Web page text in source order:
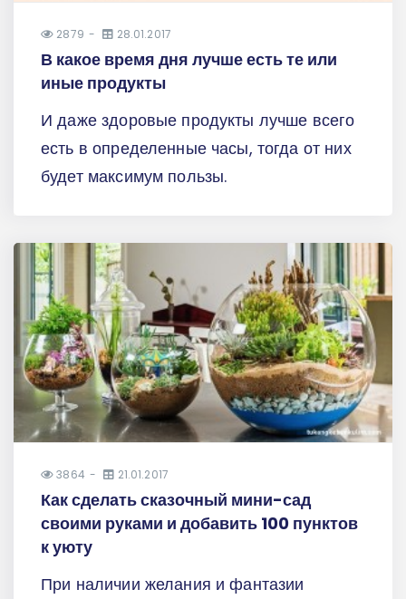
2879 28.01.2017
В какое время дня лучше есть те или
иные продукты
И даже здоровые продукты лучше всего
есть в определенные часы, тогда от них
будет максимум пользы.
3864 21.01.2017
Как сделать сказочный мини-сад
своими руками и добавить 100 пунктов
к уюту
При наличии желания и фантазии